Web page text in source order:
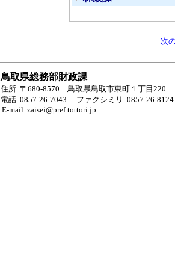
次
鳥取県総務部財政課
住所 〒680-8570 鳥取県鳥取市東町１丁目220
電話 0857-26-7043
ファクシミリ 0857-26-8124
E-mail zaisei@pref.tottori.jp